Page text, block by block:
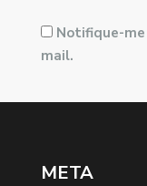
Notifique-me
mail.
META